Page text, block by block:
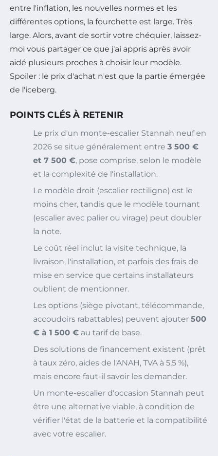
entre l'inflation, les nouvelles normes et les
différentes options, la fourchette est large. Très
large. Alors, avant de sortir votre chéquier, laissez-
moi vous partager ce que j'ai appris après avoir
aidé plusieurs proches à choisir leur modèle.
Spoiler : le prix d'achat n'est que la partie émergée
de l'iceberg.
POINTS CLÉS À RETENIR
Le prix d'un monte-escalier Stannah neuf en
2026 se situe généralement entre 3 500 €
et 7 500 €, pose comprise, selon le modèle
et la complexité de l'installation.
Le modèle droit (escalier rectiligne) est le
moins cher, tandis que le modèle tournant
(escalier avec palier ou virage) peut doubler
la note.
Le coût réel inclut la visite technique, la
livraison, l'installation, et parfois des frais de
mise en service que certains installateurs
oublient de mentionner.
Les options (siège pivotant, télécommande,
accoudoirs rabattables) peuvent ajouter 500
€ à 1 500 € au tarif de base.
Des solutions de financement existent (prêt
à taux zéro, aides de l'ANAH, TVA à 5,5 %),
mais encore faut-il savoir les demander.
Un monte-escalier d'occasion Stannah peut
être une alternative viable, à condition de
vérifier l'état de la batterie et la compatibilité
avec votre escalier.